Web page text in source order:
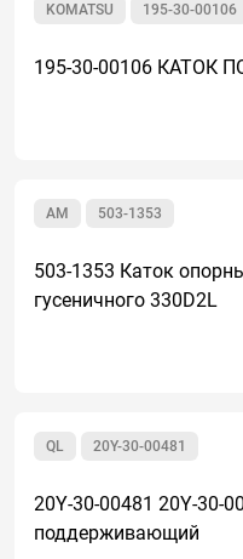
195-30-00106
KOMATSU
195-30-00106
503-1353
AM
503-1353 Каток
гусеничного 330D2L
20Y-30-00481
QL
20Y-30-00481 20Y-30-
поддерживающий